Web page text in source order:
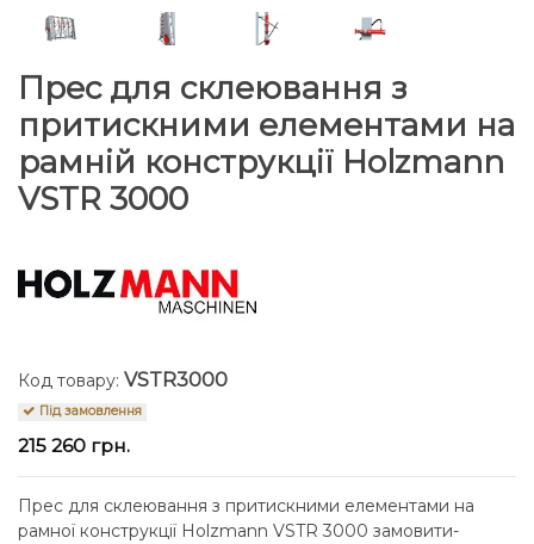
Прес для склеювання з
притискними елементами на
рамній конструкції Holzmann
VSTR 3000
Код товару: VSTR3000
Під замовлення
215 260 грн.
Прес для склеювання з притискними елементами на
рамної конструкції Holzmann VSTR 3000 замовити-